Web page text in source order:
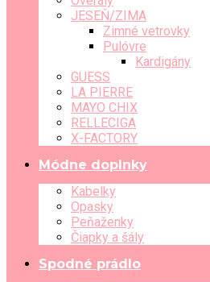
JESEŇ/ZIMA
Zimné vetrovky
Pulóvre
Kardigány
GUESS
LA PIERRE
MAYO CHIX
RELLECIGA
X-FACTORY
Módne doplnky
Kabelky
Opasky
Peňaženky
Čiapky a šály
Spodné prádlo